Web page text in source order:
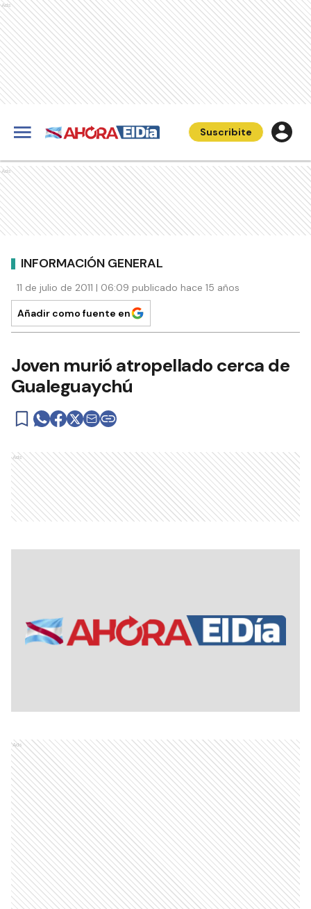
Ads
Suscribite
Ads
INFORMACIÓN GENERAL
11 de julio de 2011 | 06:09 publicado hace 15 años
Añadir como fuente en
Joven murió atropellado cerca de
Gualeguaychú
Ads
Ads